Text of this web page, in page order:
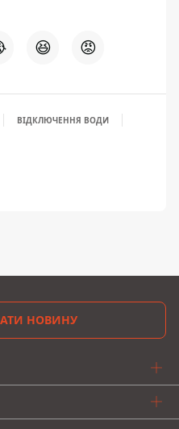
😆 😡
ВІДКЛЮЧЕННЯ ВОДИ
НОВИНУ